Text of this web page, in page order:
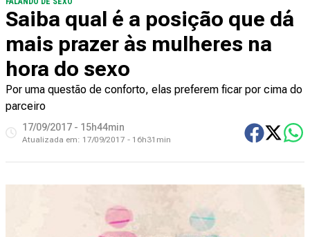
Saiba qual é a posição que dá
mais prazer às mulheres na
hora do sexo
Por uma questão de conforto, elas preferem ficar por cima do
parceiro
17/09/2017 - 15h44min
Atualizada em: 17/09/2017 - 16h31min